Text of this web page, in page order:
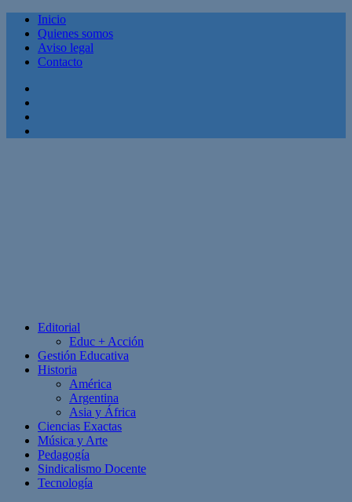
Inicio
Quienes somos
Aviso legal
Contacto
Editorial
Educ + Acción
Gestión Educativa
Historia
América
Argentina
Asia y África
Ciencias Exactas
Música y Arte
Pedagogía
Sindicalismo Docente
Tecnología